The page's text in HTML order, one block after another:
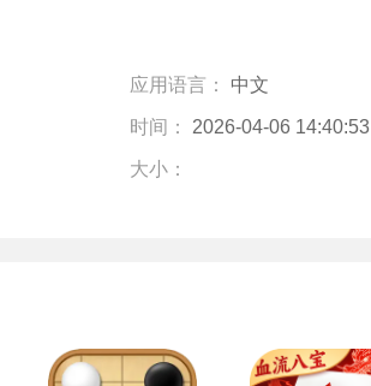
应用语言： 中文
时间： 2026-04-06 14:40:53
大小：